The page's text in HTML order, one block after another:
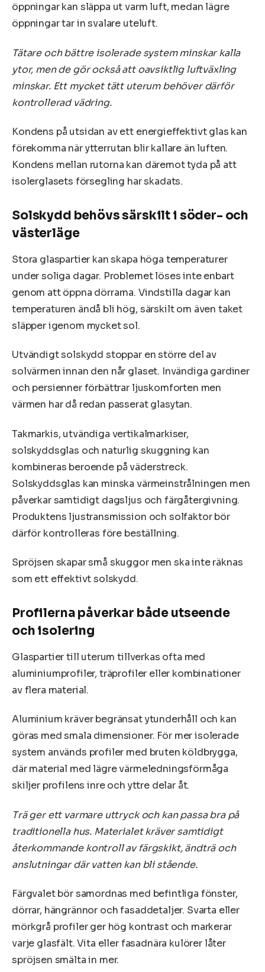
öppningar kan släppa ut varm luft, medan lägre
öppningar tar in svalare uteluft.
Tätare och bättre isolerade system minskar kalla
ytor, men de gör också att oavsiktlig luftväxling
minskar. Ett mycket tätt uterum behöver därför
kontrollerad vädring.
Kondens på utsidan av ett energieffektivt glas kan
förekomma när ytterrutan blir kallare än luften.
Kondens mellan rutorna kan däremot tyda på att
isolerglasets försegling har skadats.
Solskydd behövs särskilt i söder- och
västerläge
Stora glaspartier kan skapa höga temperaturer
under soliga dagar. Problemet löses inte enbart
genom att öppna dörrarna. Vindstilla dagar kan
temperaturen ändå bli hög, särskilt om även taket
släpper igenom mycket sol.
Utvändigt solskydd stoppar en större del av
solvärmen innan den når glaset. Invändiga gardiner
och persienner förbättrar ljuskomforten men
värmen har då redan passerat glasytan.
Takmarkis, utvändiga vertikalmarkiser,
solskyddsglas och naturlig skuggning kan
kombineras beroende på väderstreck.
Solskyddsglas kan minska värmeinstrålningen men
påverkar samtidigt dagsljus och färgåtergivning.
Produktens ljustransmission och solfaktor bör
därför kontrolleras före beställning.
Spröjsen skapar små skuggor men ska inte räknas
som ett effektivt solskydd.
Profilerna påverkar både utseende
och isolering
Glaspartier till uterum tillverkas ofta med
aluminiumprofiler, träprofiler eller kombinationer
av flera material.
Aluminium kräver begränsat ytunderhåll och kan
göras med smala dimensioner. För mer isolerade
system används profiler med bruten köldbrygga,
där material med lägre värmeledningsförmåga
skiljer profilens inre och yttre delar åt.
Trä ger ett varmare uttryck och kan passa bra på
traditionella hus. Materialet kräver samtidigt
återkommande kontroll av färgskikt, ändträ och
anslutningar där vatten kan bli stående.
Färgvalet bör samordnas med befintliga fönster,
dörrar, hängrännor och fasaddetaljer. Svarta eller
mörkgrå profiler ger hög kontrast och markerar
varje glasfält. Vita eller fasadnära kulörer låter
spröjsen smälta in mer.